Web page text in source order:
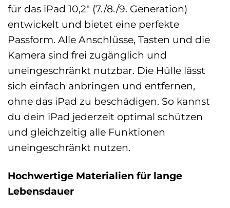
für das iPad 10,2″ (7./8./9. Generation)
entwickelt und bietet eine perfekte
Passform. Alle Anschlüsse, Tasten und die
Kamera sind frei zugänglich und
uneingeschränkt nutzbar. Die Hülle lässt
sich einfach anbringen und entfernen,
ohne das iPad zu beschädigen. So kannst
du dein iPad jederzeit optimal schützen
und gleichzeitig alle Funktionen
uneingeschränkt nutzen.
Hochwertige Materialien für lange
Lebensdauer